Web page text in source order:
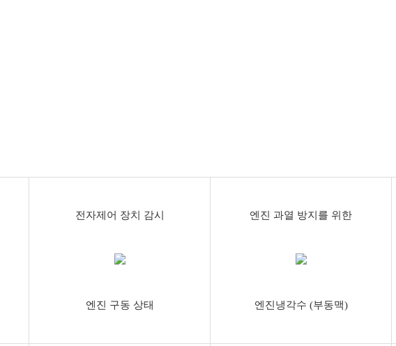
전자제어 장치 감시
엔진 구동 상태
엔진 과열 방지를 위한
엔진냉각수 (부동맥)